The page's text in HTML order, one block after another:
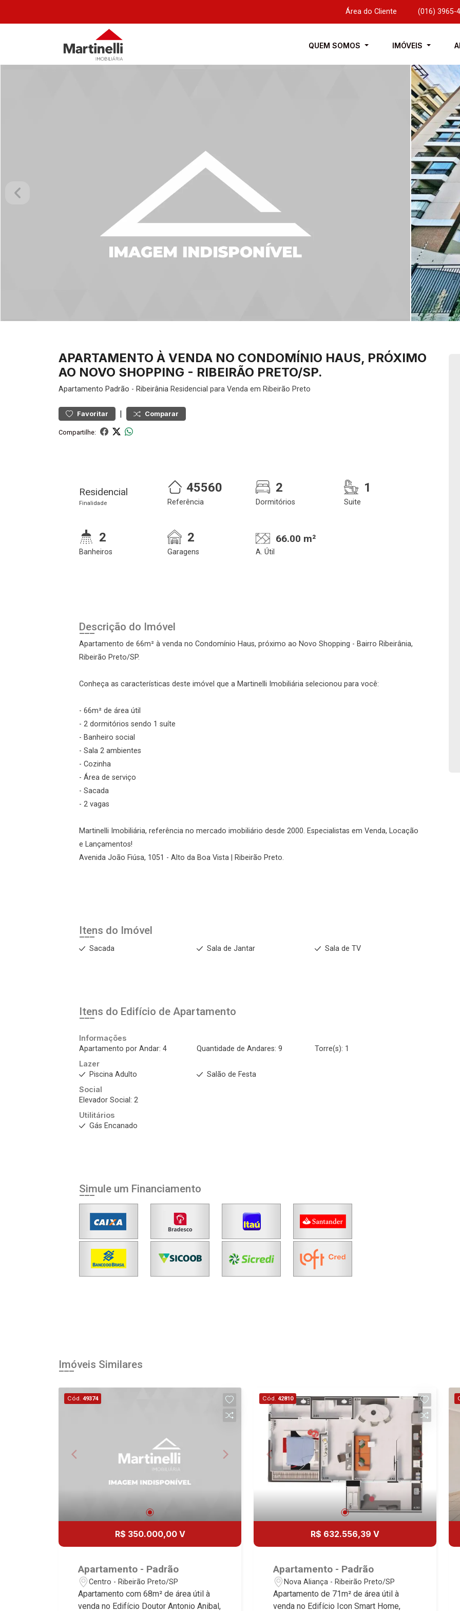
Área do Cliente (016) 3965-
QUEM SOMOS IMÓVEIS
APARTAMENTO À VENDA NO CONDOMÍNIO HAUS, PRÓXIMO
AO NOVO SHOPPING - RIBEIRÃO PRETO/SP.
Apartamento Padrão - Ribeirânia Residencial para Venda em Ribeirão Preto
Favoritar | Comparar
Compartilhe:
Residencial
Finalidade
45560
Referência
2
Dormitórios
1
Suite
2
Banheiros
2
Garagens
66.00 m²
A. Útil
Descrição do Imóvel
Apartamento de 66m² à venda no Condomínio Haus, próximo ao Novo Shopping - Bairro Ribeirânia,
Ribeirão Preto/SP.
Conheça as características deste imóvel que a Martinelli Imobiliária selecionou para você:
- 66m² de área útil
- 2 dormitórios sendo 1 suíte
- Banheiro social
- Sala 2 ambientes
- Cozinha
- Área de serviço
- Sacada
- 2 vagas
Martinelli Imobiliária, referência no mercado imobiliário desde 2000. Especialistas em Venda, Locação
e Lançamentos!
Avenida João Fiúsa, 1051 - Alto da Boa Vista | Ribeirão Preto.
Itens do Imóvel
Sacada Sala de Jantar Sala de TV
Itens do Edifício de Apartamento
Informações
Apartamento por Andar: 4
Quantidade de Andares: 9
Torre(s): 1
Lazer
Piscina Adulto
Salão de Festa
Social
Elevador Social: 2
Utilitários
Gás Encanado
Simule um Financiamento
Onde deseja encontrar
Confirmar dados da
Realize o login
Esqueci minha senha
Cadastre-se
Imóveis Similares
Cód. 49374
R$ 350.000,00 V
Apartamento - Padrão
Centro - Ribeirão Preto/SP
Apartamento com 68m² de área útil à
venda no Edifício Doutor Antonio Anibal,
Cód. 42810
R$ 632.556,39 V
Apartamento - Padrão
Nova Aliança - Ribeirão Preto/SP
Apartamento de 71m² de área útil à
venda no Edifício Icon Smart Home,